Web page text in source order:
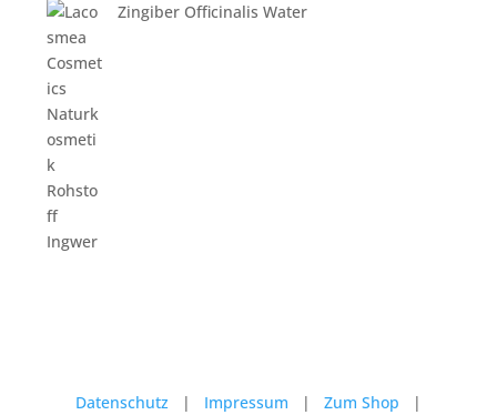
Zingiber Officinalis Water
Datenschutz | Impressum | Zum Shop |